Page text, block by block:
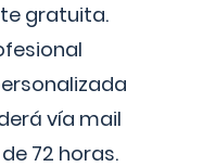
gratuita.
vía mail
72 horas.